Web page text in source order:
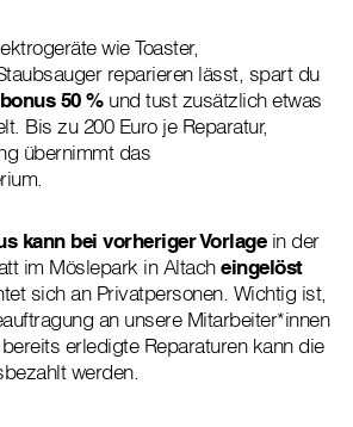
wie Toaster,
reparieren lässt, spart du
50 %und tust zusätzlich etwas
Bis zu 200 Euro je Reparatur,
übernimmt das
kann bei vorheriger Vorlagein der
im Möslepark in Altacheingelöst
sich an Privatpersonen. Wichtig ist,
an unsere Mitarbeiter*innen
erledigte Reparaturen kann die
werden.